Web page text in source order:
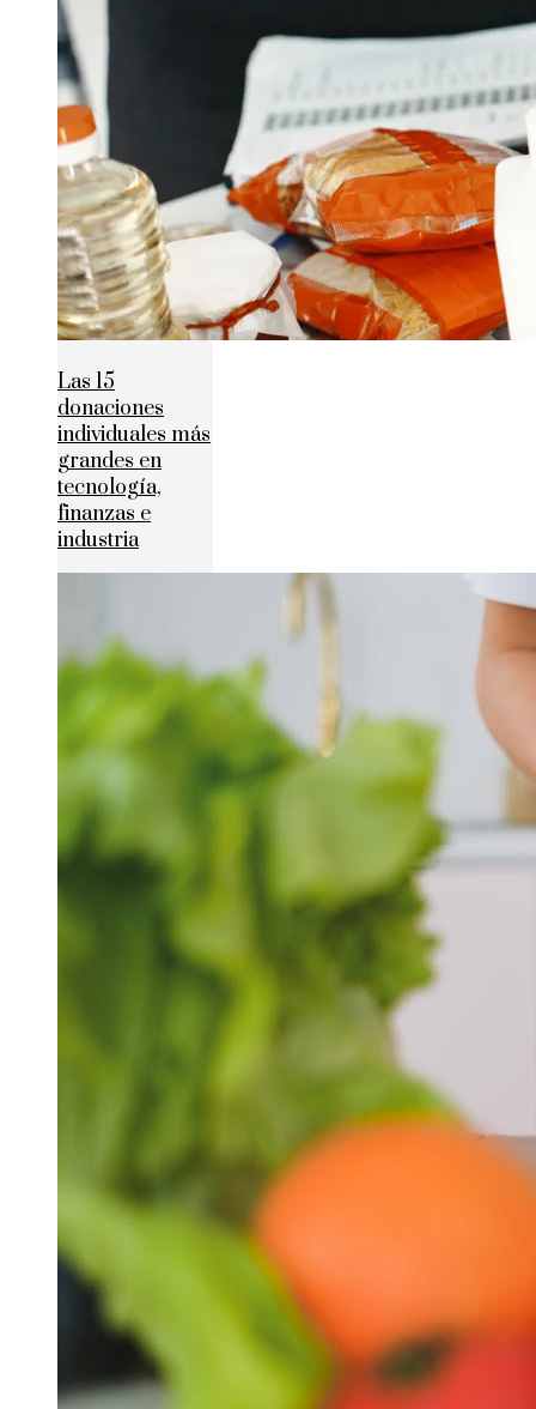
Las 15
donaciones
individuales más
grandes en
tecnología,
finanzas e
industria